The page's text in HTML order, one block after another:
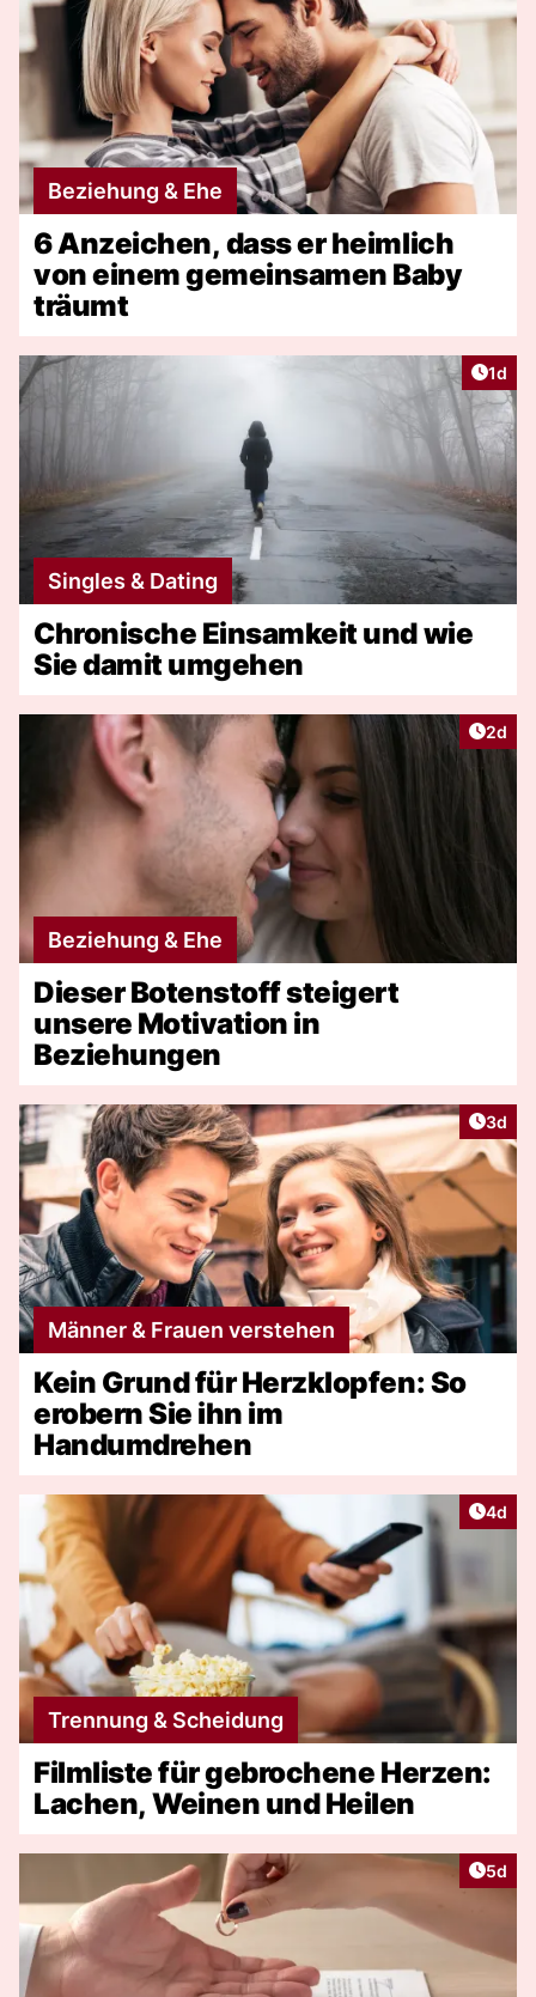
Beziehung & Ehe
6 Anzeichen, dass er heimlich
von einem gemeinsamen Baby
träumt
1d
Singles & Dating
Chronische Einsamkeit und wie
Sie damit umgehen
2d
Beziehung & Ehe
Dieser Botenstoff steigert
unsere Motivation in
Beziehungen
3d
Männer & Frauen verstehen
Kein Grund für Herzklopfen: So
erobern Sie ihn im
Handumdrehen
4d
Trennung & Scheidung
Filmliste für gebrochene Herzen:
Lachen, Weinen und Heilen
5d